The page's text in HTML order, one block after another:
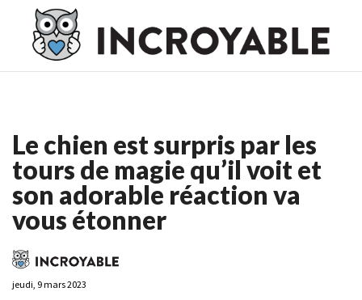
Casino En Ligne France
Casino En Ligne France
Ligne
Le chien est surpris par les
tours de magie qu’il voit et
son adorable réaction va
vous étonner
jeudi, 9 mars 2023